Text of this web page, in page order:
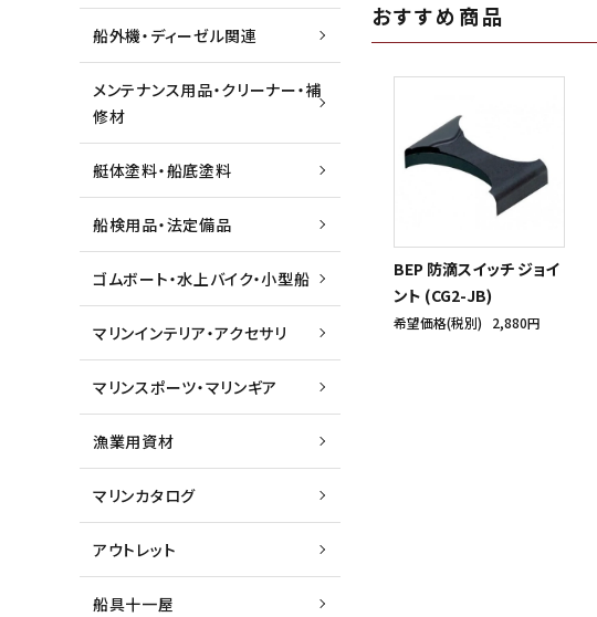
おすすめ商品
BEP 防滴スイッチ ジョイ
ント (CG2-JB)
希望価格(税別) 2,880円
船外機・ディーゼル関連
メンテナンス用品・クリーナー・補
修材
艇体塗料・船底塗料
船検用品・法定備品
ゴムボート・水上バイク・小型船
マリンインテリア・アクセサリ
マリンスポーツ・マリンギア
漁業用資材
マリンカタログ
アウトレット
船具十一屋